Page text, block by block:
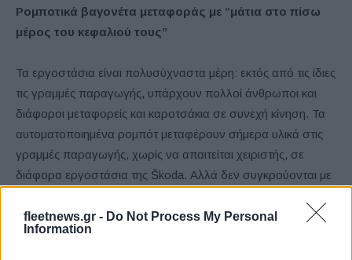
fleetnews.gr - Do Not Process My Personal
Information
Ρομποτικά βαγονέτα μεταφοράς με “μάτια στο πίσω
μέρος του κεφαλιού τους”
Τα εργοστάσια είναι πολυσύχναστα μέρη: εκτός από τις ίδιες
τις γραμμές παραγωγής, υπάρχουν πολλοί άνθρωποι και
διάφοροι μεταφορείς και καροτσάκια σε συνεχή κίνηση. Τα
αυτοματοποιημένα ρομπότ μεταφέρουν σήμερα υλικά στις
γραμμές παραγωγής, χωρίς να απαιτείται χειριστής, σε
διάφορα εργοστάσια της Škoda. Αλλά δεν συγκρούονται με
μεταφοράς CEIT διαθέτουν ειδικό σαρωτή που τα βοηθά να
κινούνται στον χώρο με ασφάλεια. Δεν χρειάζονται